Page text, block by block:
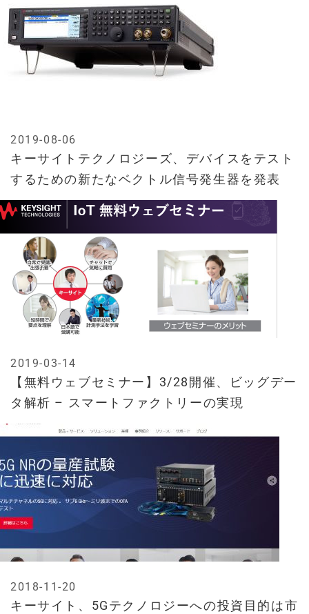
キーサイトテクノロジーズ、デバイスをテスト
するための新たなベクトル信号発生器を発表
2019-08-06
【無料ウェブセミナー】3/28開催、ビッグデー
タ解析 – スマートファクトリーの実現
2019-03-14
キーサイト、5Gテクノロジーへの投資目的は市
2018-11-20